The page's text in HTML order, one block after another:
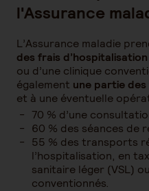
l'Assurance
L’Assurance maladie
des frais d’hospitalisation
ou d’une clinique
également une partie des
et à une éventuelle
70 % d’une
60 % des séances de
55 % des transports
l’hospitalisation, en
sanitaire léger (VSL)
conventionnés.